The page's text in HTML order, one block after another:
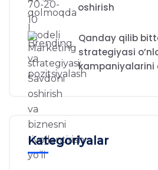
oshirish
Qanday qilib
strategiyasi
Kategoriyalar